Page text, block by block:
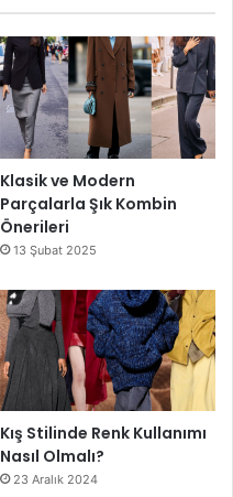
Klasik ve Modern
Parçalarla Şık Kombin
Önerileri
13 Şubat 2025
Kış Stilinde Renk Kullanımı
Nasıl Olmalı?
23 Aralık 2024